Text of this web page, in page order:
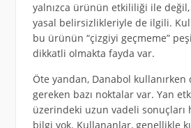
yalnızca ürünün etkililiği ile değil,
yasal belirsizlikleriyle de ilgili.
bu ürünün “çizgiyi geçmeme”
dikkatli olmakta fayda var.
Öte yandan, Danabol
gereken bazı noktalar var. Yan
üzerindeki uzun vadeli sonuçları
bilgi yok. Kullananlar, genellikle